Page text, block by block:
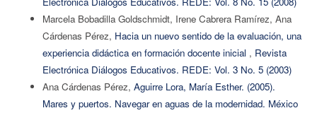
Marcela Bobadilla Goldschmidt, Irene Cabrera Ramírez, Ana
Cárdenas Pérez, Hacia un nuevo sentido de la evaluación, una
experiencia didáctica en formación docente inicial , Revista
Electrónica Diálogos Educativos. REDE: Vol. 3 No. 5 (2003)
Ana Cárdenas Pérez, Aguirre Lora, María Esther. (2005).
Mares y puertos. Navegar en aguas de la modernidad. México